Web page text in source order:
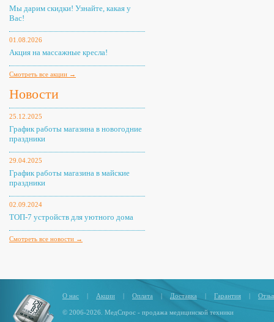
Мы дарим скидки! Узнайте, какая у
Вас!
01.08.2026
Акция на массажные кресла!
Смотреть все акции →
Новости
25.12.2025
График работы магазина в новогодние
праздники
29.04.2025
График работы магазина в майские
праздники
02.09.2024
ТОП-7 устройств для уютного дома
Смотреть все новости →
О нас | Акции | Оплата | Доставка | Гарантия |
© 2006-2026. МедСпрос - продажа медицинской техники